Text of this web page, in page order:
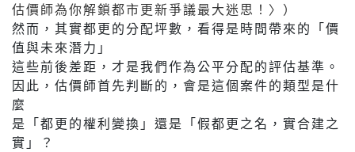
估價師為你解鎖都市更新爭議最大迷思！〉）
然而，其實都更的分配坪數，看得是時間帶來的「價
值與未來潛力」
這些前後差距，才是我們作為公平分配的評估基準。
因此，估價師首先判斷的，會是這個案件的類型是什
麼
是「都更的權利變換」還是「假都更之名，實合建之
實」？